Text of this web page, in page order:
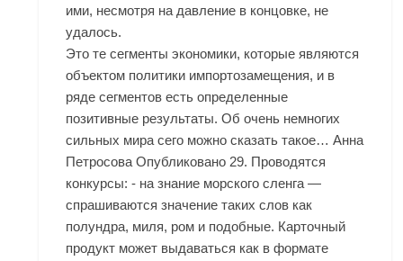
ими, несмотря на давление в концовке, не
удалось.
Это те сегменты экономики, которые являются
объектом политики импортозамещения, и в
ряде сегментов есть определенные
позитивные результаты. Об очень немногих
сильных мира сего можно сказать такое… Анна
Петросова Опубликовано 29. Проводятся
конкурсы: - на знание морского сленга —
спрашиваются значение таких слов как
полундра, миля, ром и подобные. Карточный
продукт может выдаваться как в формате